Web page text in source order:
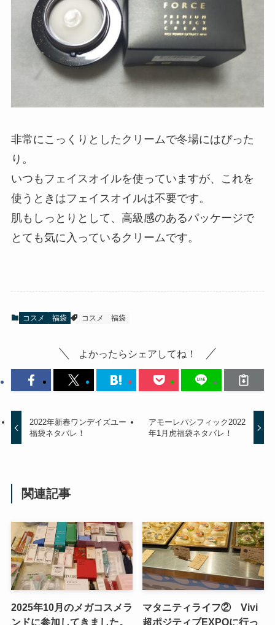
非常にこっくりとしたクリームで冬場にはぴった
り。
いつもフェイスオイルを使っていますが、これを
使うときはフェイスオイルは不要です。
肌もしっとりとして、高級感のあるパッケージで
とても気に入っているクリームです。
コスメ 福袋 コスメ 福袋
よかったらシェアしてね！
2022年新春ワンデイズユー
福袋ネタバレ！
アモーレパシフィック2022
年1月虎福袋ネタバレ！
関連記事
2025年10月のメガコスメラ
ンドに参加してきました。
マタニティライフ② Vivi
超ポジティブEXPOに行っ